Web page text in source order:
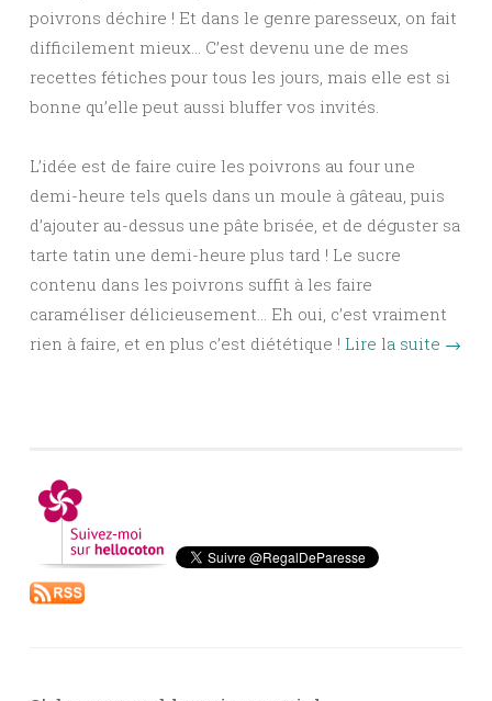
poivrons déchire ! Et dans le genre paresseux, on fait
difficilement mieux… C’est devenu une de mes
recettes fétiches pour tous les jours, mais elle est si
bonne qu’elle peut aussi bluffer vos invités.
L’idée est de faire cuire les poivrons au four une
demi-heure tels quels dans un moule à gâteau, puis
d’ajouter au-dessus une pâte brisée, et de déguster sa
tarte tatin une demi-heure plus tard ! Le sucre
contenu dans les poivrons suffit à les faire
caraméliser délicieusement… Eh oui, c’est vraiment
rien à faire, et en plus c’est diététique ! Lire la suite →